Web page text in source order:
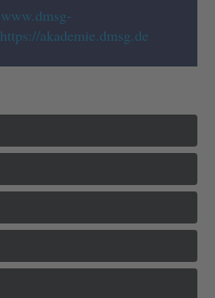
www.dmsg-
https://akademie.dmsg.de